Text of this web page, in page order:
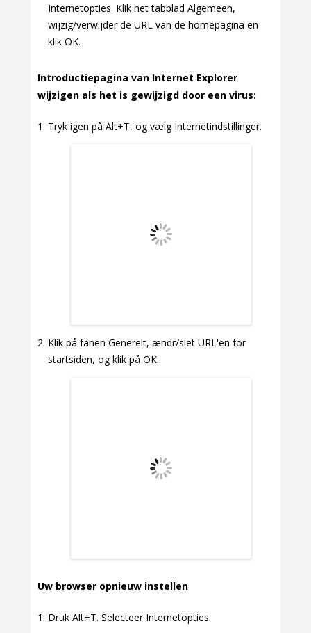
Internetopties. Klik het tabblad Algemeen,
wijzig/verwijder de URL van de homepagina en
klik OK.
Introductiepagina van Internet Explorer
wijzigen als het is gewijzigd door een virus:
Tryk igen på Alt+T, og vælg Internetindstillinger.
Klik på fanen Generelt, ændr/slet URL'en for
startsiden, og klik på OK.
Uw browser opnieuw instellen
Druk Alt+T. Selecteer Internetopties.